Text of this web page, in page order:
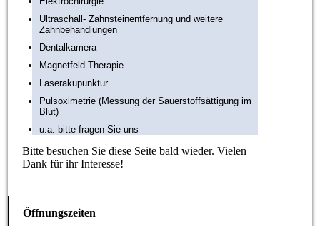
Ultraschall- Zahnsteinentfernung und weitere
Zahnbehandlungen
Dentalkamera
Magnetfeld Therapie
Laserakupunktur
Pulsoximetrie (Messung der Sauerstoffsättigung im
Blut)
u.a. bitte fragen Sie uns
Bitte besuchen Sie diese Seite bald wieder. Vielen
Dank für ihr Interesse!
Öffnungszeiten